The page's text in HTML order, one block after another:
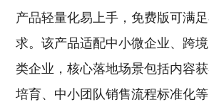
产品轻量化易上手，免费版可满
求。该产品适配中小微企业、跨
类企业，核心落地场景包括内容
培育、中小团队销售流程标准化